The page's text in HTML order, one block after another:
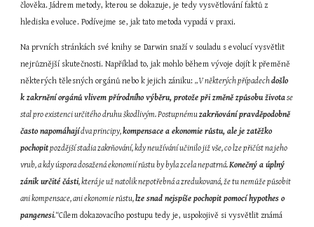
člověka. Jádrem metody, kterou se dokazuje, je tedy vysvětlování faktů z
hlediska evoluce. Podívejme se, jak tato metoda vypadá v praxi.
Na prvních stránkách své knihy se Darwin snaží v souladu s evolucí vysvětlit
nejrůznější skutečnosti. Například to, jak mohlo během vývoje dojít k přeměně
některých tělesných orgánů nebo k jejich zániku: „V některých případech došlo
k zakrnění orgánů vlivem přírodního výběru, protože při změně způsobu života se
stal pro existenci určitého druhu škodlivým. Postupnému zakrňování pravděpodobně
často napomáhají dva principy, kompensace a ekonomie růstu, ale je zatěžko
pochopit pozdější stadia zakrňování, kdy neužívání učinilo již vše, co lze přičíst na jeho
vrub, a kdy úspora dosažená ekonomií růstu by byla zcela nepatrná. Konečný a úplný
zánik určité části, která je už natolik nepotřebná a zredukovaná, že tu nemůže působit
ani kompensace, ani ekonomie růstu, lze snad nejspíše pochopit pomocí hypothes o
pangenesi.“Cílem dokazovacího postupu tedy je, uspokojivě si vysvětlit známá